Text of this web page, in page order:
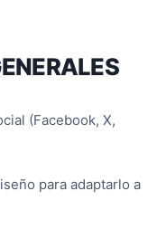
(Facebook, X,
para adaptarlo a